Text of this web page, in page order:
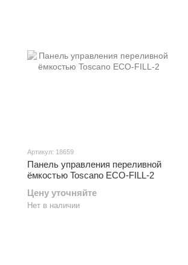
Артикул: 18659
Панель управления переливной
ёмкостью Toscano ECO-FILL-2
Цену уточняйте
Нет в наличии